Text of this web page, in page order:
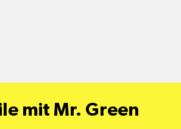
mit Mr. Green